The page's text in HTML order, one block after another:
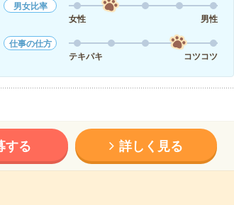
男女比率
女性
男性
仕事の仕方
テキパキ
コツコツ
する 詳しく見る